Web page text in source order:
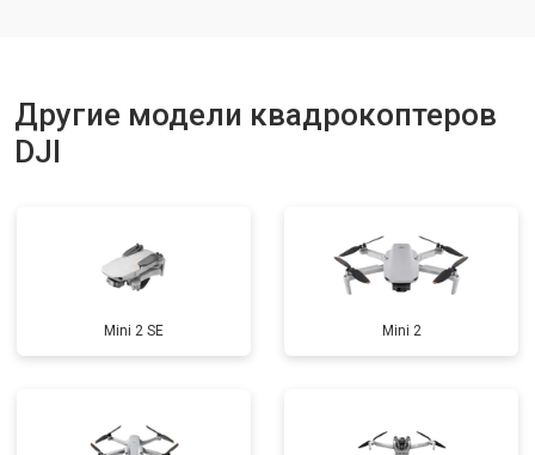
Другие модели квадрокоптеров
DJI
Mini 2 SE Mini 2